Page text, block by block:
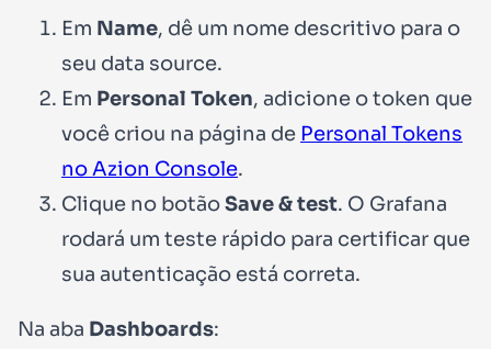
Em Name, dê um nome descritivo para o
seu data source.
Em Personal Token, adicione o token que
você criou na página de Personal Tokens
no Azion Console.
Clique no botãoSave & test. O Grafana
rodará um teste rápido para certificar que
sua autenticação está correta.
Na aba Dashboards: